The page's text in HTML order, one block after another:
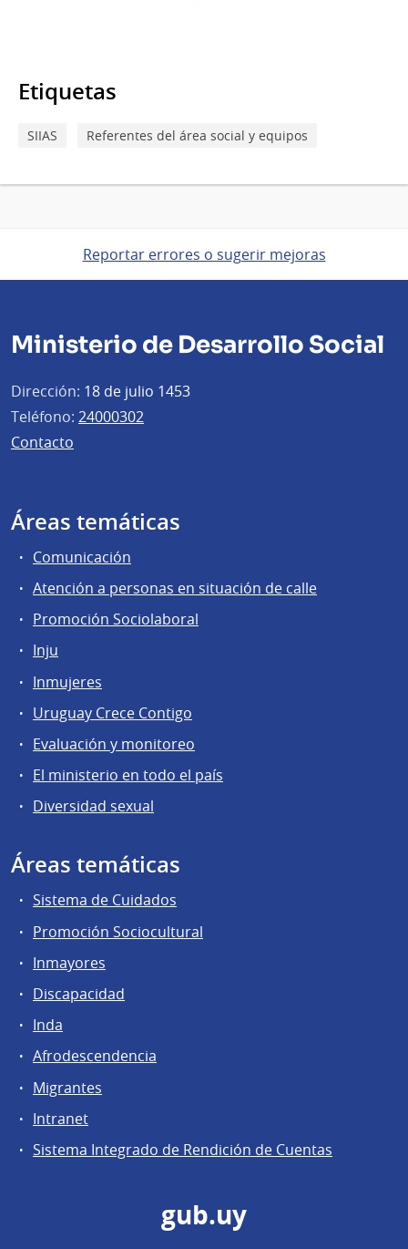
Etiquetas
SIIAS Referentes del área social y equipos
Reportar errores o sugerir mejoras
Ministerio de Desarrollo Social
Dirección: 18 de julio 1453
Teléfono: 24000302
Contacto
Áreas temáticas
Comunicación
Atención a personas en situación de calle
Promoción Sociolaboral
Inju
Inmujeres
Uruguay Crece Contigo
Evaluación y monitoreo
El ministerio en todo el país
Diversidad sexual
Áreas temáticas
Sistema de Cuidados
Promoción Sociocultural
Inmayores
Discapacidad
Inda
Afrodescendencia
Migrantes
Intranet
Sistema Integrado de Rendición de Cuentas
gub.uy